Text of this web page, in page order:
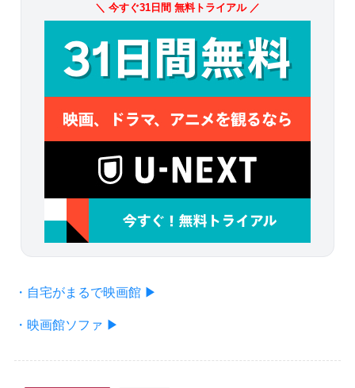
＼ 今すぐ31日間 無料トライアル ／
・自宅がまるで映画館 ▶
・映画館ソファ ▶